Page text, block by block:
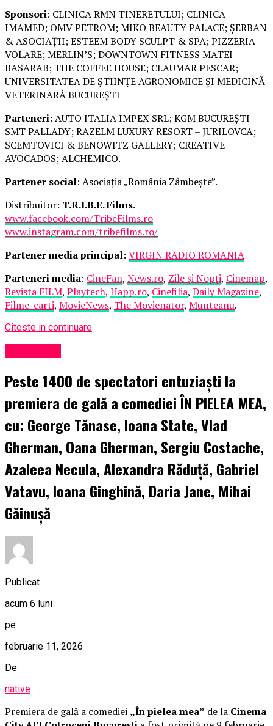
Sponsori: CLINICA RMN TINERETULUI; CLINICA
IMAMED; OMV PETROM; MIKO BEAUTY PALACE; ȘERBAN
& ASOCIAȚII; ESTEEM BODY SCULPT & SPA; PIZZERIA
VOLARE; MERLIN’S; DOWNTOWN FITNESS MATEI
BASARAB; THE COFFEE HOUSE; CLAUMAR PESCAR;
UNIVERSITATEA DE ȘTIINȚE AGRONOMICE ȘI MEDICINĂ
VETERINARĂ BUCUREȘTI
Parteneri: AUTO ITALIA IMPEX SRL; KGM BUCUREȘTI –
SMT PALLADY; RAZELM LUXURY RESORT – JURILOVCA;
SCEMTOVICI & BENOWITZ GALLERY; CREATIVE
AVOCADOS; ALCHEMICO.
Partener social: Asociația „România Zâmbește”.
Distribuitor: T.R.I.B.E. Films.
www.facebook.com/TribeFilms.ro–
www.instagram.com/tribefilms.ro/
Partener media principal: VIRGIN RADIO ROMANIA
Parteneri media: CineFan, News.ro, Zile și Nopți, Cinemap,
Revista FILM, Playtech, Happ.ro, Cinefilia, Daily Magazine,
Filme-carti, MovieNews, The Movienator, Munteanu.
Citeste in continuare
Peste 1400 de spectatori entuziaști la
premiera de gală a comediei ÎN PIELEA MEA,
cu: George Tănase, Ioana State, Vlad
Gherman, Oana Gherman, Sergiu Costache,
Azaleea Necula, Alexandra Răduță, Gabriel
Vatavu, Ioana Ginghină, Daria Jane, Mihai
Găinușă
Publicat
acum 6 luni
pe
februarie 11, 2026
De
native
Premiera de gală a comediei „În pielea mea” de la Cinema